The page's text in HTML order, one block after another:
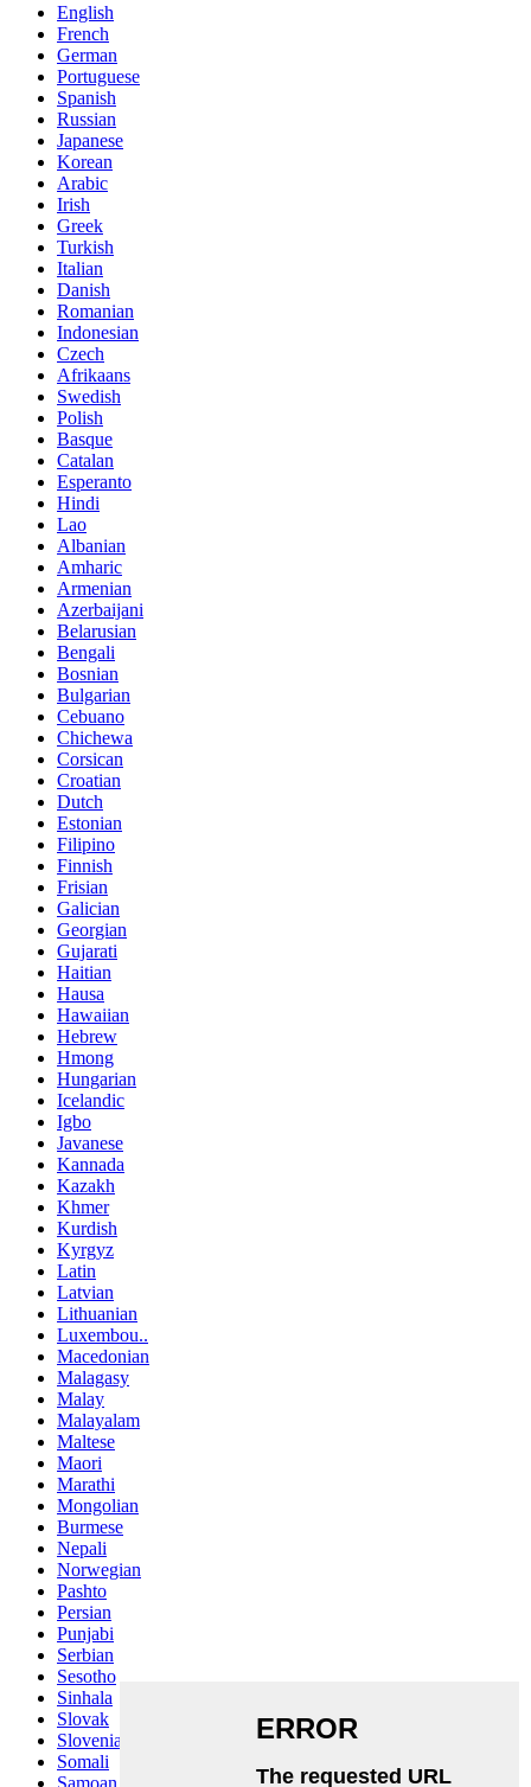
English
French
German
Portuguese
Spanish
Russian
Japanese
Korean
Arabic
Irish
Greek
Turkish
Italian
Danish
Romanian
Indonesian
Czech
Afrikaans
Swedish
Polish
Basque
Catalan
Esperanto
Hindi
Lao
Albanian
Amharic
Armenian
Azerbaijani
Belarusian
Bengali
Bosnian
Bulgarian
Cebuano
Chichewa
Corsican
Croatian
Dutch
Estonian
Filipino
Finnish
Frisian
Galician
Georgian
Gujarati
Haitian
Hausa
Hawaiian
Hebrew
Hmong
Hungarian
Icelandic
Igbo
Javanese
Kannada
Kazakh
Khmer
Kurdish
Kyrgyz
Latin
Latvian
Lithuanian
Luxembou..
Macedonian
Malagasy
Malay
Malayalam
Maltese
Maori
Marathi
Mongolian
Burmese
Nepali
Norwegian
Pashto
Persian
Punjabi
Serbian
Sesotho
Sinhala
Slovak
Slovenian
Somali
Samoan